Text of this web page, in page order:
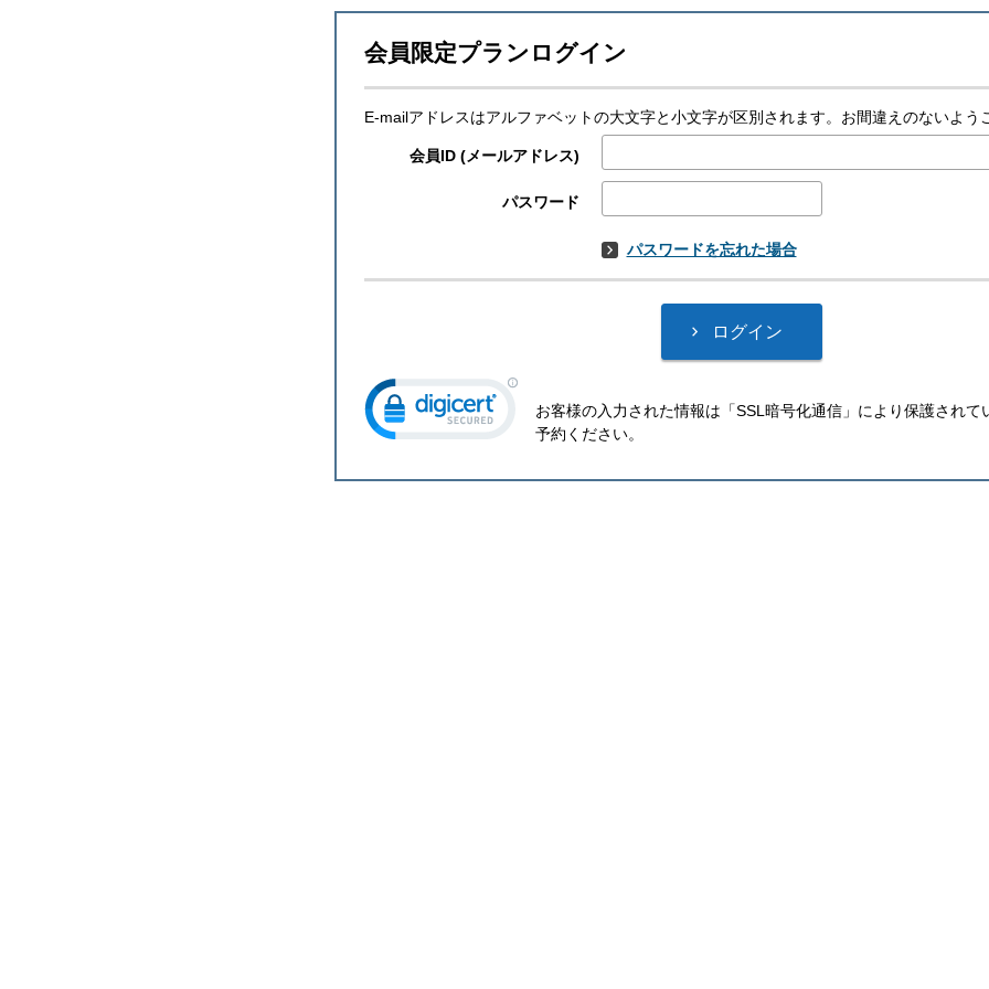
会員限定プランログイン
E-mailアドレスはアルファベットの大文字と小文字が区別されます。お間違えのないよう
会員ID (メールアドレス)
パスワード
パスワードを忘れた場合
お客様の入力された情報は「SSL暗号化通信」により保護されて
予約ください。